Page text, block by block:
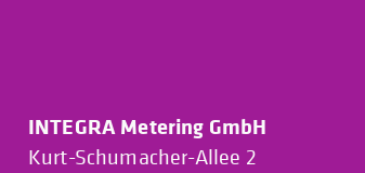
INTEGRA Metering GmbH
Kurt-Schumacher-Allee 2